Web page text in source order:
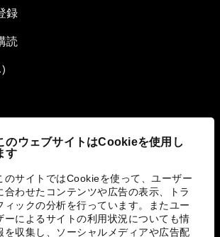
のウェブサイトはCookieを使用し
す
のサイトではCookieを使って、ユーザー
合わせたコンテンツや広告の表示、トラ
ィックの分析を行っています。またユー
ーによるサイトの利用状況についても情
を収集し、ソーシャルメディアや広告配
録
読
の取り組み
)